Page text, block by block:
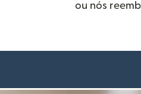
ou nós